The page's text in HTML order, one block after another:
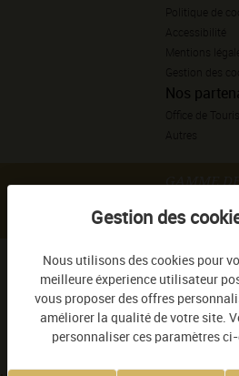
Politique de
Accessibilité
Mentions
Gestion des
Nos
Office de
Autres
GAMME
Tradition de
Nous utilisons des cookies pour
meilleure éxperience utilisateur
vous proposer des offres
améliorer la qualité de votre site.
personnaliser ces paramètres ci-